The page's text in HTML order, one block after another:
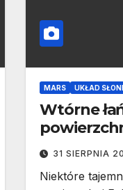
MARS UKŁAD
Wtórne
31 SIERPNIA
Niektóre